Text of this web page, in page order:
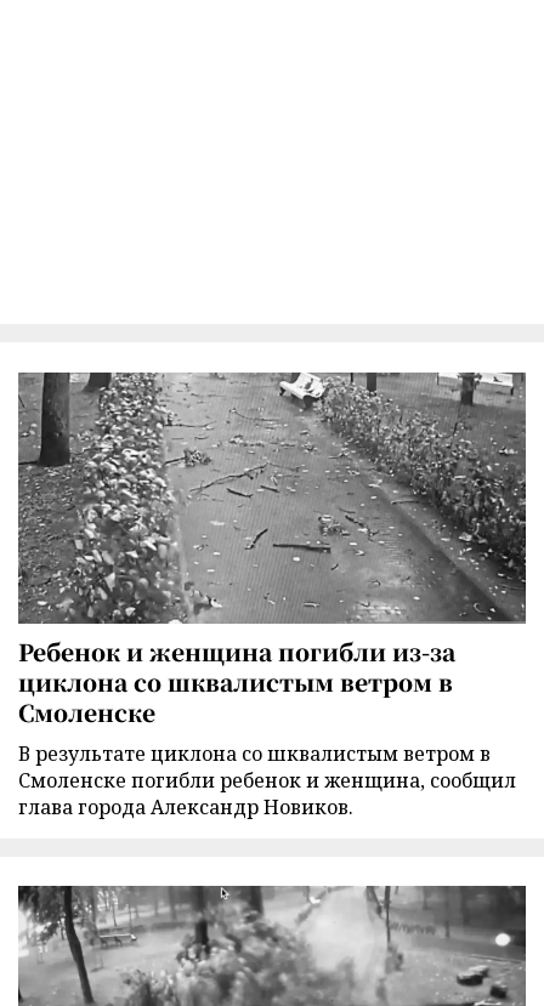
Ребенок и женщина погибли из-за
циклона со шквалистым ветром в
Смоленске
В результате циклона со шквалистым ветром в
Смоленске погибли ребенок и женщина, сообщил
глава города Александр Новиков.